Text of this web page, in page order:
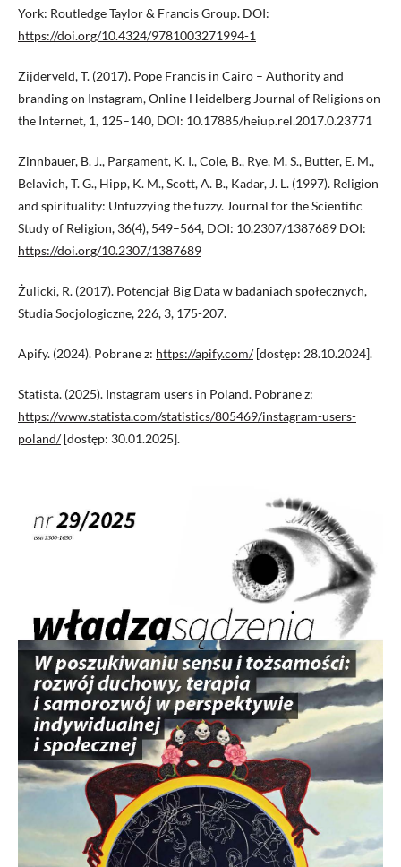
York: Routledge Taylor & Francis Group. DOI:
https://doi.org/10.4324/9781003271994-1
Zijderveld, T. (2017). Pope Francis in Cairo – Authority and
branding on Instagram, Online Heidelberg Journal of Religions on
the Internet, 1, 125–140, DOI: 10.17885/heiup.rel.2017.0.23771
Zinnbauer, B. J., Pargament, K. I., Cole, B., Rye, M. S., Butter, E. M.,
Belavich, T. G., Hipp, K. M., Scott, A. B., Kadar, J. L. (1997). Religion
and spirituality: Unfuzzying the fuzzy. Journal for the Scientific
Study of Religion, 36(4), 549–564, DOI: 10.2307/1387689 DOI:
https://doi.org/10.2307/1387689
Żulicki, R. (2017). Potencjał Big Data w badaniach społecznych,
Studia Socjologiczne, 226, 3, 175-207.
Apify. (2024). Pobrane z: https://apify.com/[dostęp: 28.10.2024].
Statista. (2025). Instagram users in Poland. Pobrane z:
https://www.statista.com/statistics/805469/instagram-users-
poland/[dostęp: 30.01.2025].